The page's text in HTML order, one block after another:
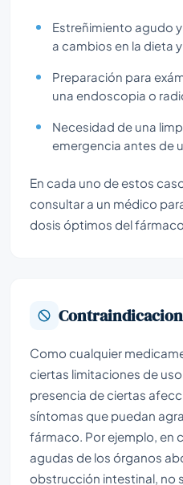
Estreñimiento agudo
a cambios en la dieta
Preparación para
una endoscopia o
Necesidad de una
emergencia antes de
En cada uno de estos
consultar a un médico
dosis óptimos del
Como cualquier
ciertas limitaciones de
presencia de ciertas
síntomas que puedan
fármaco. Por ejemplo, en
agudas de los órganos
obstrucción intestinal, no